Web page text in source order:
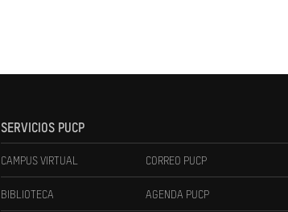
SERVICIOS PUCP
CAMPUS VIRTUAL CORREO PUCP
BIBLIOTECA AGENDA PUCP